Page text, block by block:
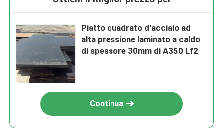
Piatto quadrato d'acciaio ad
alta pressione laminato a caldo
di spessore 30mm di A350 Lf2
Continua